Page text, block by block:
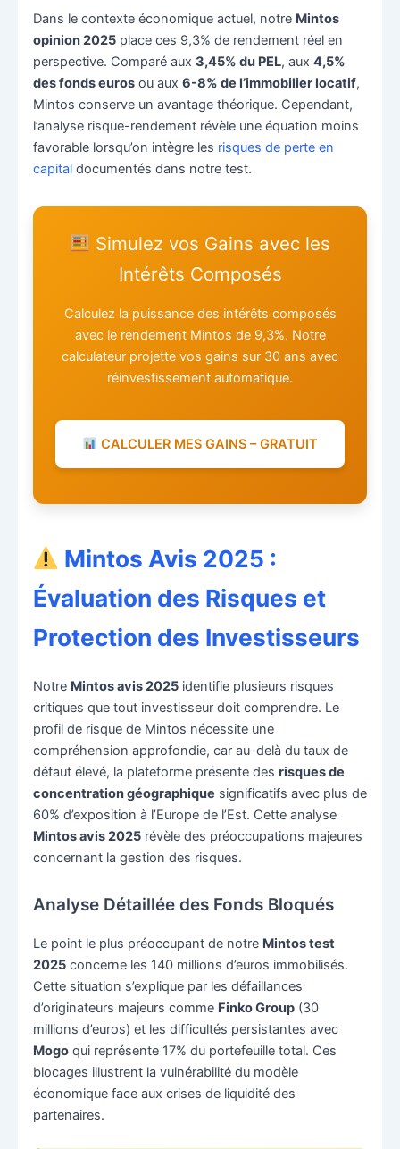
Dans le contexte économique actuel, notre Mintos
opinion 2025place ces 9,3% de rendement réel en
perspective. Comparé aux 3,45% du PEL, aux 4,5%
des fonds eurosou aux 6-8% de l’immobilier locatif,
Mintos conserve un avantage théorique. Cependant,
l’analyse risque-rendement révèle une équation moins
favorable lorsqu’on intègre les risques de perte en
capitaldocumentés dans notre test.
Simulez vos Gains avec les
Intérêts Composés
Calculez la puissance des intérêts composés
avec le rendement Mintos de 9,3%. Notre
calculateur projette vos gains sur 30 ans avec
réinvestissement automatique.
CALCULER MES GAINS – GRATUIT
Mintos Avis 2025 :
Évaluation des Risques et
Protection des Investisseurs
Notre Mintos avis 2025identifie plusieurs risques
critiques que tout investisseur doit comprendre. Le
profil de risque de Mintos nécessite une
compréhension approfondie, car au-delà du taux de
défaut élevé, la plateforme présente des risques de
concentration géographique significatifs avec plus de
60% d’exposition à l’Europe de l’Est. Cette analyse
Mintos avis 2025révèle des préoccupations majeures
concernant la gestion des risques.
Analyse Détaillée des Fonds Bloqués
Le point le plus préoccupant de notre Mintos test
2025concerne les 140 millions d’euros immobilisés.
Cette situation s’explique par les défaillances
d’originateurs majeurs comme Finko Group(30
millions d’euros) et les difficultés persistantes avec
Mogoqui représente 17% du portefeuille total. Ces
blocages illustrent la vulnérabilité du modèle
économique face aux crises de liquidité des
partenaires.